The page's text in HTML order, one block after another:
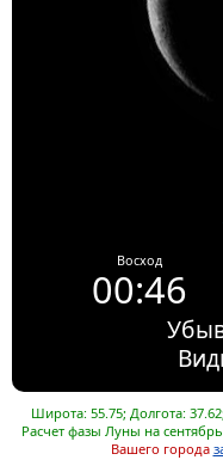
Восход
00:46
Широта: 55.75; Долгота:
Расчет фазы Луны на
Вашего города